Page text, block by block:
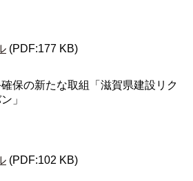
(PDF:177 KB)
保の新たな取組「滋賀県建設リク
」
(PDF:102 KB)